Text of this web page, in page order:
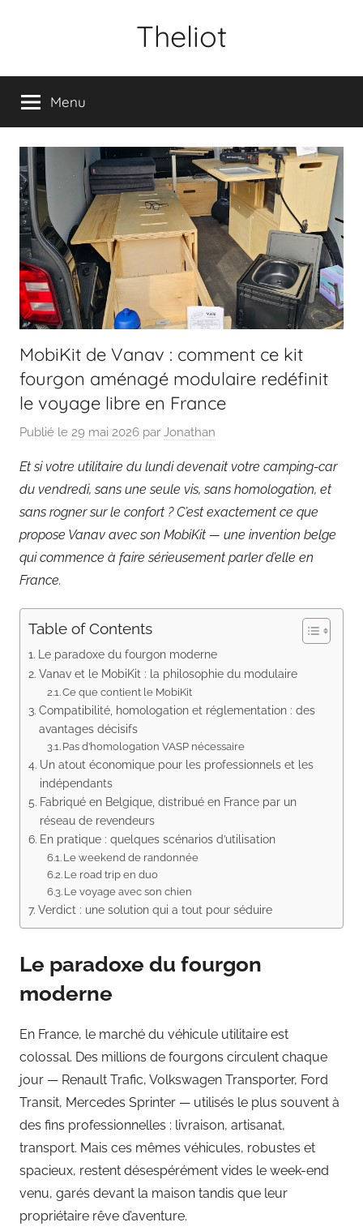
Theliot
Menu
MobiKit de Vanav : comment ce kit
fourgon aménagé modulaire redéfinit
le voyage libre en France
Publié le 29 mai 2026 par Jonathan
Et si votre utilitaire du lundi devenait votre camping-car
du vendredi, sans une seule vis, sans homologation, et
sans rogner sur le confort ? C’est exactement ce que
propose Vanav avec son MobiKit — une invention belge
qui commence à faire sérieusement parler d’elle en
France.
Table of Contents
Le paradoxe du fourgon moderne
Vanav et le MobiKit : la philosophie du modulaire
Ce que contient le MobiKit
Compatibilité, homologation et réglementation : des
avantages décisifs
Pas d’homologation VASP nécessaire
Un atout économique pour les professionnels et les
indépendants
Fabriqué en Belgique, distribué en France par un
réseau de revendeurs
En pratique : quelques scénarios d’utilisation
Le weekend de randonnée
Le road trip en duo
Le voyage avec son chien
Verdict : une solution qui a tout pour séduire
Le paradoxe du fourgon
moderne
En France, le marché du véhicule utilitaire est
colossal. Des millions de fourgons circulent chaque
jour — Renault Trafic, Volkswagen Transporter, Ford
Transit, Mercedes Sprinter — utilisés le plus souvent à
des fins professionnelles : livraison, artisanat,
transport. Mais ces mêmes véhicules, robustes et
spacieux, restent désespérément vides le week-end
venu, garés devant la maison tandis que leur
propriétaire rêve d’aventure.